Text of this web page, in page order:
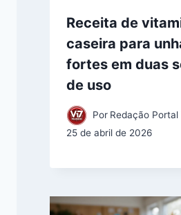
Receita de
caseira para
fortes em duas
de uso
Por Redação Portal
25 de abril de 2026